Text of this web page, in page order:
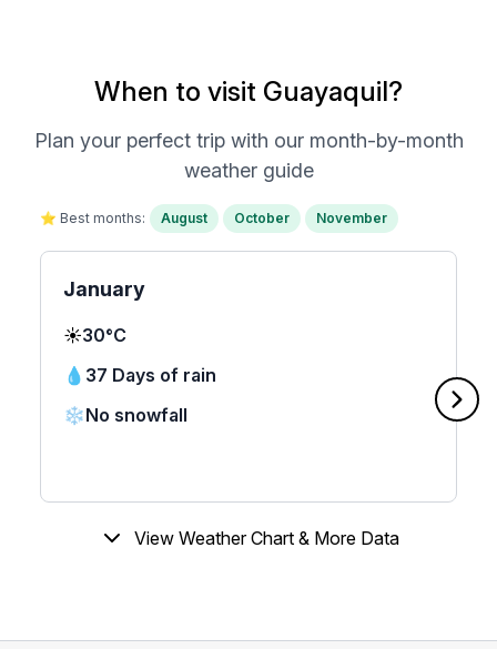
When to visit Guayaquil?
Plan your perfect trip with our month-by-month
weather guide
⭐ Best months: August October November
January
☀️30°C
💧 37 Days of rain
❄️No snowfall
View Weather Chart & More Data